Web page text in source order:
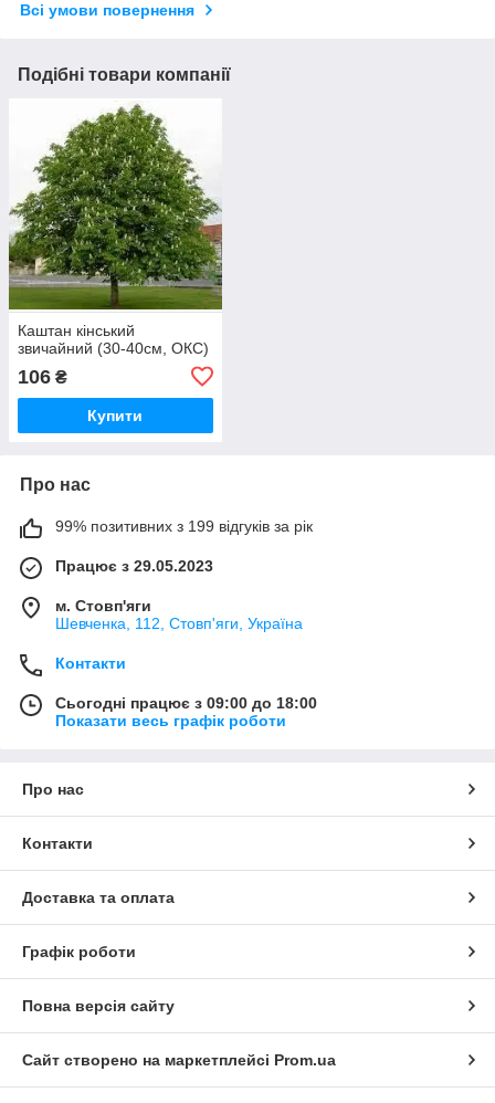
Всі умови повернення
Подібні товари компанії
Каштан кінський
звичайний (30-40см, ОКС)
106 ₴
Купити
Про нас
99% позитивних з 199 відгуків за рік
Працює з 29.05.2023
м. Стовп'яги
Шевченка, 112, Стовп'яги, Україна
Контакти
Сьогодні працює з 09:00 до 18:00
Показати весь графік роботи
Про нас
Контакти
Доставка та оплата
Графік роботи
Повна версія сайту
Сайт створено на маркетплейсі Prom.ua